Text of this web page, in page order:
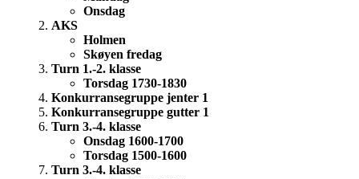
Onsdag
AKS
Holmen
Skøyen fredag
Turn 1.-2. klasse
Torsdag 1730-1830
Konkurransegruppe jenter 1
Konkurransegruppe gutter 1
Turn 3.-4. klasse
Onsdag 1600-1700
Torsdag 1500-1600
Turn 3.-4. klasse